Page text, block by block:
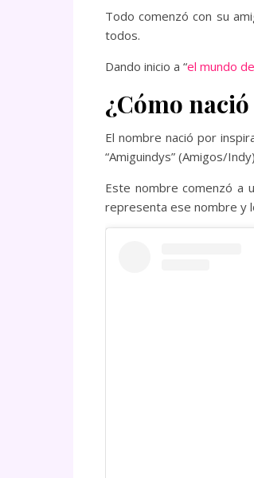
Todo comenzó con su
todos.
Dando inicio a “el mundo
¿Cómo
El nombre nació por
“Amiguindys” (Amigos/
Este nombre comenzó a
representa ese nombre y